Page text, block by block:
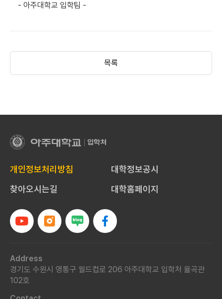
- 아주대학교 입학팀 -
목록
아
주
학
교
입
처
개인정보처리방침
대학정보공시
찾아오시는길
대학홈페이지
Address
경기도 수원시 영통구 월드컵로 206 아주대학교 입학처 율곡관
102호